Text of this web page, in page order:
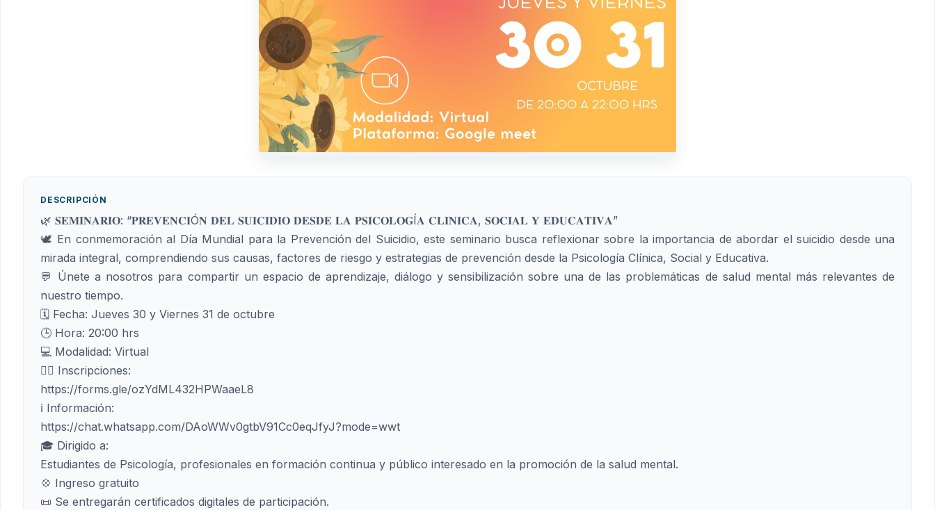
DESCRIPCIÓN
🌿 𝐒𝐄𝐌𝐈𝐍𝐀𝐑𝐈𝐎: “𝐏𝐑𝐄𝐕𝐄𝐍𝐂𝐈Ó𝐍 𝐃𝐄𝐋 𝐒𝐔𝐈𝐂𝐈𝐃𝐈𝐎 𝐃𝐄𝐒𝐃𝐄 𝐋𝐀 𝐏𝐒𝐈𝐂𝐎𝐋𝐎𝐆Í𝐀 𝐂𝐋𝐈𝐍𝐈𝐂𝐀, 𝐒𝐎𝐂𝐈𝐀𝐋 𝐘 𝐄𝐃𝐔𝐂𝐀𝐓𝐈𝐕𝐀”
🕊 En conmemoración al Día Mundial para la Prevención del Suicidio, este seminario busca reflexionar sobre la importancia de abordar el suicidio desde una
mirada integral, comprendiendo sus causas, factores de riesgo y estrategias de prevención desde la Psicología Clínica, Social y Educativa.
💬 Únete a nosotros para compartir un espacio de aprendizaje, diálogo y sensibilización sobre una de las problemáticas de salud mental más relevantes de
nuestro tiempo.
🗓 Fecha: Jueves 30 y Viernes 31 de octubre
🕒 Hora: 20:00 hrs
💻 Modalidad: Virtual
✍🏼 Inscripciones:
https://forms.gle/ozYdML432HPWaaeL8
ℹ️ Información:
https://chat.whatsapp.com/DAoWWv0gtbV91Cc0eqJfyJ?mode=wwt
🎓 Dirigido a:
Estudiantes de Psicología, profesionales en formación continua y público interesado en la promoción de la salud mental.
💠 Ingreso gratuito
📜 Se entregarán certificados digitales de participación.